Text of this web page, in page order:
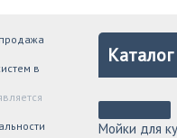
в
Каталог
Мойки для